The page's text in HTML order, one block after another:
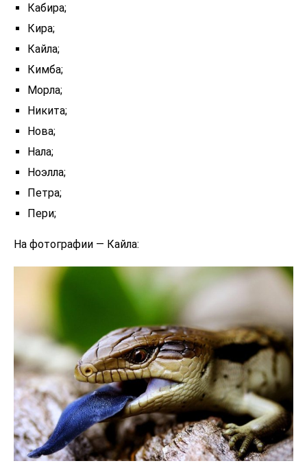
Кабира;
Кира;
Кайла;
Кимба;
Морла;
Никита;
Нова;
Нала;
Ноэлла;
Петра;
Пери;
На фотографии — Кайла: